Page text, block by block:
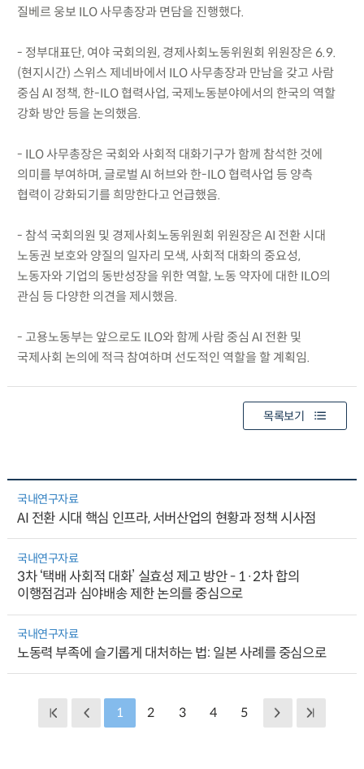
질베르 웅보 ILO 사무총장과 면담을 진행했다.
- 정부대표단, 여야 국회의원, 경제사회노동위원회 위원장은 6.9.
(현지시간) 스위스 제네바에서 ILO 사무총장과 만남을 갖고 사람
중심 AI 정책, 한-ILO 협력사업, 국제노동분야에서의 한국의 역할
강화 방안 등을 논의했음.
- ILO 사무총장은 국회와 사회적 대화기구가 함께 참석한 것에
의미를 부여하며, 글로벌 AI 허브와 한-ILO 협력사업 등 양측
협력이 강화되기를 희망한다고 언급했음.
- 참석 국회의원 및 경제사회노동위원회 위원장은 AI 전환 시대
노동권 보호와 양질의 일자리 모색, 사회적 대화의 중요성,
노동자와 기업의 동반성장을 위한 역할, 노동 약자에 대한 ILO의
관심 등 다양한 의견을 제시했음.
- 고용노동부는 앞으로도 ILO와 함께 사람 중심 AI 전환 및
국제사회 논의에 적극 참여하며 선도적인 역할을 할 계획임.
목록보기
국내연구자료
AI 전환 시대 핵심 인프라, 서버산업의 현황과 정책 시사점
국내연구자료
3차 ‘택배 사회적 대화’ 실효성 제고 방안 - 1·2차 합의
이행점검과 심야배송 제한 논의를 중심으로
국내연구자료
노동력 부족에 슬기롭게 대처하는 법: 일본 사례를 중심으로
1 2 3 4 5